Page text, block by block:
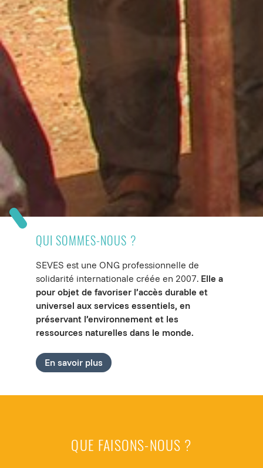
QUI SOMMES-NOUS ?
SEVES est une ONG professionnelle de
solidarité internationale créée en 2007. Elle a
pour objet de favoriser l’accès durable et
universel aux services essentiels, en
préservant l’environnement et les
ressources naturelles dans le monde.
En savoir plus
QUE FAISONS-NOUS ?